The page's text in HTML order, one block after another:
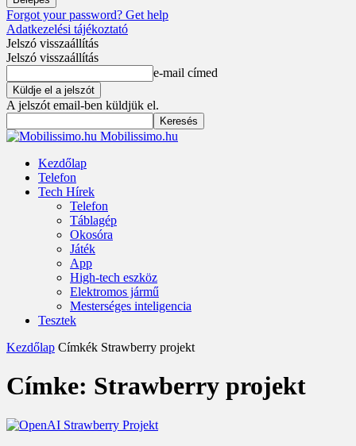
Forgot your password? Get help
Adatkezelési tájékoztató
Jelszó visszaállítás
Jelszó visszaállítás
e-mail címed
A jelszót email-ben küldjük el.
Mobilissimo.hu
Kezdőlap
Telefon
Tech Hírek
Telefon
Táblagép
Okosóra
Játék
App
High-tech eszköz
Elektromos jármű
Mesterséges inteligencia
Tesztek
Kezdőlap Címkék Strawberry projekt
Címke: Strawberry projekt